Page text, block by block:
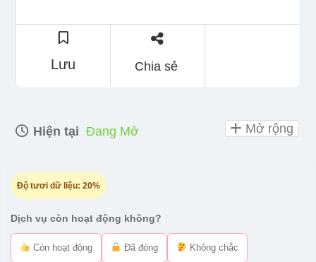
Lưu Chia sẻ
Hiện tại Đang Mở
Độ tươi dữ liệu: 20%
Dịch vụ còn hoạt động không?
Còn hoạt động Đã đóng Không chắc
Mở rộng